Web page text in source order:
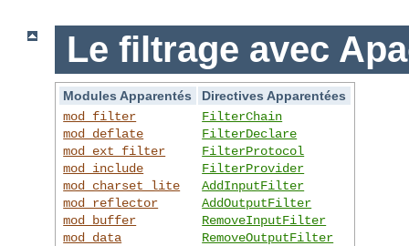
Le filtrage avec
Modules Apparentés
Directives Apparentées
mod_filter
mod_deflate
mod_ext_filter
mod_include
mod_charset_lite
mod_reflector
mod_buffer
mod_data
FilterChain
FilterDeclare
FilterProtocol
FilterProvider
AddInputFilter
AddOutputFilter
RemoveInputFilter
RemoveOutputFilter